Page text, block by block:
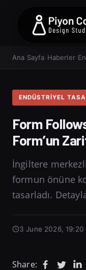
Ana Sayfa Haberler›
ENDÜSTRIYEL
Form
Form’un
İngiltere
formun önüne
tasarladı.
3 June 2026, 19:20
Share: